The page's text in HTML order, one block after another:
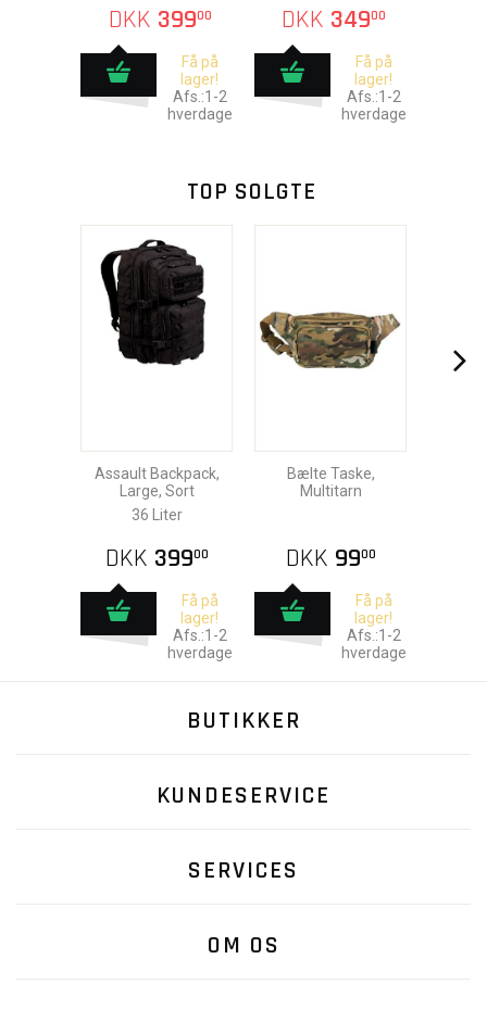
DKK 39900
Få på
lager!
Afs.:1-2
hverdage
DKK 34900
Få på
lager!
Afs.:1-2
hverdage
TOP SOLGTE
Assault Backpack,
Large, Sort
36 Liter
DKK 39900
Få på
lager!
Afs.:1-2
hverdage
Bælte Taske,
Multitarn
DKK 9900
Få på
lager!
Afs.:1-2
hverdage
BUTIKKER
KUNDESERVICE
SERVICES
OM OS